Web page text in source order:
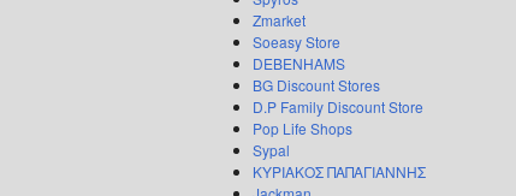
Zmarket
Soeasy Store
DEBENHAMS
BG Discount Stores
D.P Family Discount Store
Pop Life Shops
Sypal
ΚΥΡΙΑΚΟΣ ΠΑΠΑΓΙΑΝΝΗΣ